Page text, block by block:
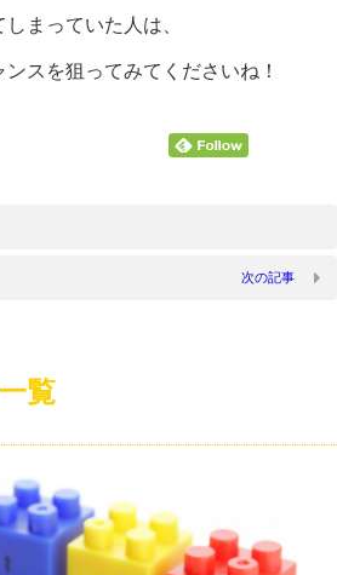
まっていた人は、
スを狙ってみてくださいね！
次の記事
覧